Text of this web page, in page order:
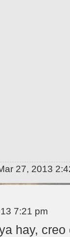
27, 2013
7:21 pm
hay, creo